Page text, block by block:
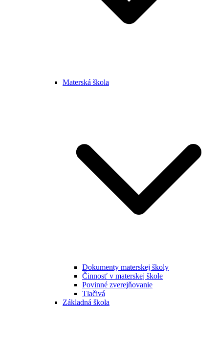
Materská škola
Dokumenty materskej školy
Činnosť v materskej škole
Povinné zverejňovanie
Tlačivá
Základná škola